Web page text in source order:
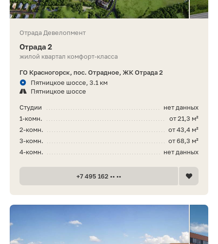
Отрада Девелопмент
Отрада 2
жилой квартал комфорт-класса
ГО Красногорск, пос. Отрадное, ЖК Отрада 2
Пятницкое шоссе, 3.1 км
Пятницкое шоссе
нет данных
Студии
от 21,3 м²
1-комн.
от 43,4 м²
2-комн.
от 68,3 м²
3-комн.
нет данных
4-комн.
+7 495 162 •• ••